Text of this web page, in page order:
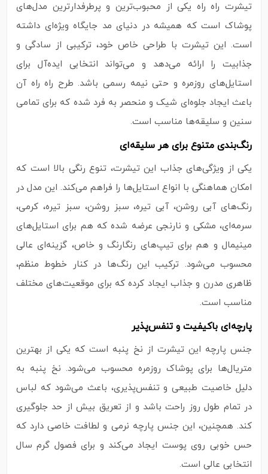
تیشرت راه راه یکی از محبوب‌ترین و پرطرفدارترین مدل‌های
پوشاک است که همیشه در دنیای مد جایگاه ویژه‌ای داشته
است. این تیشرت با طراحی خاص خود، ترکیبی از سادگی و
جذابیت را ارائه می‌دهد و می‌تواند انتخابی ایده‌آل برای
استایل‌های روزمره و حتی نیمه‌ رسمی باشد. طرح راه راه آن
باعث ایجاد جلوه‌ای شیک و منحصر‌ به‌ فرد شده که برای تمامی
سنین و سلیقه‌ها مناسب است.
رنگ‌بندی متنوع برای هر سلیقه‌ای
یکی از ویژگی‌های جذاب این تیشرت، تنوع رنگی بالا است که
امکان هماهنگی با انواع استایل‌ها را فراهم می‌کند. این مدل در
رنگ‌های آبی روشن، آبی تیره، سبز روشن، سبز تیره، کرمی،
سرمه‌ای، مشکی و نارنجی عرضه شده که هم برای استایل‌های
مینیمال و هم برای تیپ‌های رنگارنگ و خاص، گزینه‌ای عالی
محسوب می‌شود. ترکیب این رنگ‌ها در کنار خطوط منظم،
ظاهری مدرن و جذاب ایجاد کرده که برای موقعیت‌های مختلف
مناسب است.
پارچه‌ای باکیفیت و تنفس‌پذیر
جنس پارچه این تیشرت از نخ پنبه است که یکی از بهترین
متریال‌ها برای پوشاک روزمره محسوب می‌شود. نخ پنبه به
دلیل خاصیت طبیعی و تنفس‌پذیری، باعث می‌شود که لباس
در تمام طول روز راحت باشد و از تعریق بیش‌ از حد جلوگیری
کند. همچنین، این جنس پارچه نرمی و لطافت خاصی دارد که
حس خوبی روی پوست ایجاد می‌کند و برای فصول گرم سال
انتخابی عالی است.